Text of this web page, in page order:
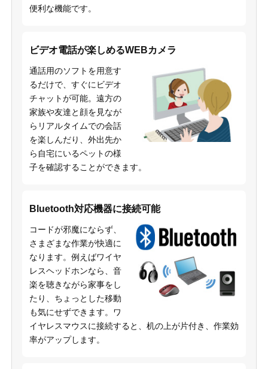
便利な機能です。
ビデオ電話が楽しめるWEBカメラ
通話用のソフトを用意す
るだけで、すぐにビデオ
チャットが可能。遠方の
家族や友達と顔を見なが
らリアルタイムでの会話
を楽しんだり、外出先か
ら自宅にいるペットの様
子を確認することができます。
Bluetooth対応機器に接続可能
コードが邪魔にならず、
さまざまな作業が快適に
なります。例えばワイヤ
レスヘッドホンなら、音
楽を聴きながら家事をし
たり、ちょっとした移動
も気にせずできます。ワ
イヤレスマウスに接続すると、机の上が片付き、作業効
率がアップします。